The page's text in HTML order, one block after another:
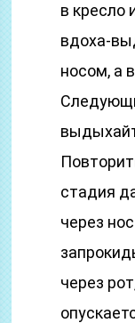
в кресло
вдоха-
носом, а
стадия
через
через